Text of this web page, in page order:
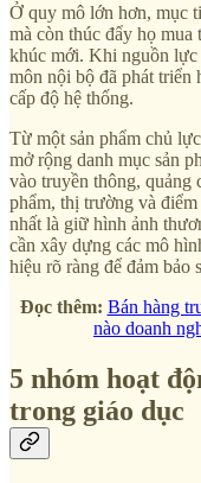
Ở quy mô lớn hơn, mục
mà còn thúc đẩy họ mua
khúc mới. Khi nguồn lực
môn nội bộ đã phát triển
cấp độ hệ thống.
Từ một sản phẩm chủ
mở rộng danh mục sản
vào truyền thông, quảng
phẩm, thị trường và
nhất là giữ hình ảnh
cần xây dựng các mô
hiệu rõ ràng để đảm bảo
Đọc thêm: Bán hàng
nào doanh
5 nhóm hoạt
trong giáo dục